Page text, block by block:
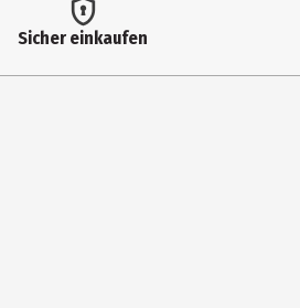
Sicher einkaufen